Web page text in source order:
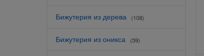
Бижутерия из дерева (108)
Бижутерия из оникса (59)